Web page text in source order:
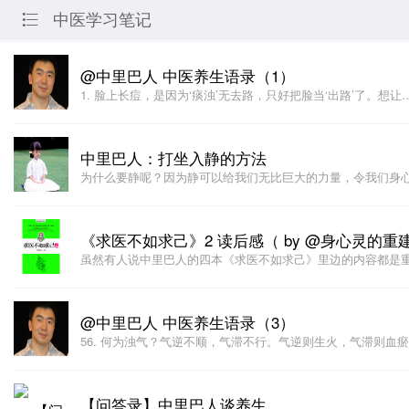
 中医学习笔记
@中里巴人 中医养生语录（1）
1. 脸上长痘，是因为‘痰浊’无去路，只好把脸当‘出路’了。想让
中里巴人：打坐入静的方法
为什么要静呢？因为静可以给我们无比巨大的力量，令我们身
《求医不如求己》2 读后感（ by @身心灵的重建
虽然有人说中里巴人的四本《求医不如求己》里边的内容都是
@中里巴人 中医养生语录（3）
56. 何为浊气？气逆不顺，气滞不行。气逆则生火，气滞则血
【问答录】中里巴人谈养生